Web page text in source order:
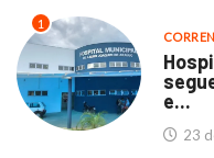
1
e...
23